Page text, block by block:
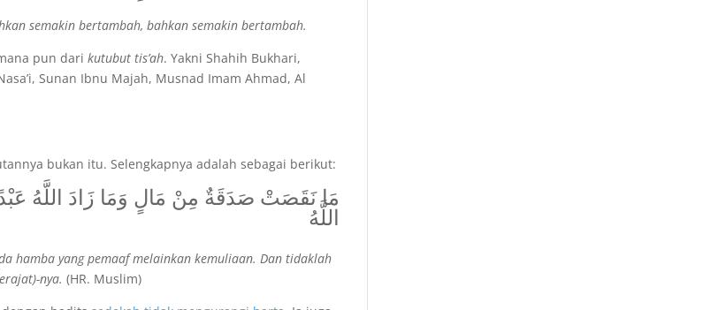
semakin bertambah, bahkan semakin bertambah.
pun darikutubut tis’ah. Yakni Shahih Bukhari,
Sunan Ibnu Majah, Musnad Imam Ahmad, Al
bukan itu. Selengkapnya adalah sebagai berikut:
مَا نَقَصَتْ صَدَقَةٌ مِنْ مَالٍ وَمَا زَادَ اللَّهُ
اللَّهُ
hamba yang pemaaf melainkan kemuliaan. Dan tidaklah
nya. (HR. Muslim)